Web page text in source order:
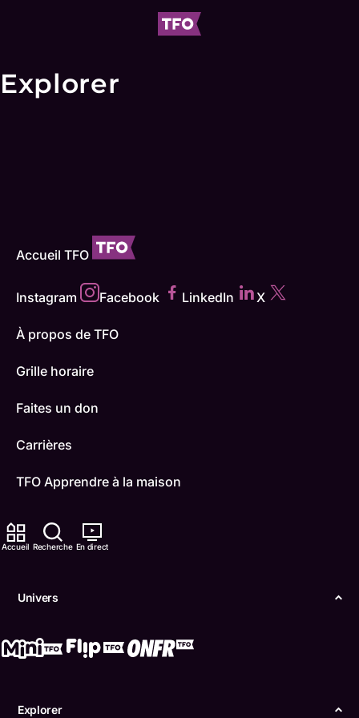
Accueil Recherche En direct
Univers
Explorer
Explorer
Accueil TFO
Instagram Facebook LinkedIn X
À propos de TFO
Grille horaire
Faites un don
Carrières
TFO Apprendre à la maison
Comment nous capter
ONFR
Conditions d'utilisation